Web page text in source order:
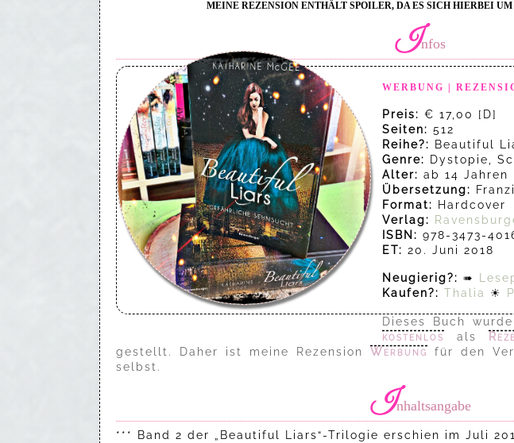
MEINE REZENSION ENTHÄLT SPOILER, DA ES SICH HIERBEI
Infos
WERBUNG |
Preis: € 17,00 [D]
Seiten: 512
Reihe?:
Beautiful
Genre:
Dystopie,
Alter: ab 14 Jahren
Übersetzung:
Format:
Hardcover
Verlag:
ISBN: 978-3473-
ET: 20. Juni 2018
Neugierig?: ➠
Kaufen?: Thalia ☀
Dieses Buch
kostenlos
als
gestellt. Daher ist meine Rezension Werbung
für den
selbst.
Inhaltsangabe
*** Band 2 der „Beautiful Liars“-Trilogie erschien im Juli